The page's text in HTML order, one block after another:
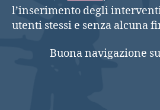
l’inserimento degli
utenti stessi e senza alcuna
Buona navigazione